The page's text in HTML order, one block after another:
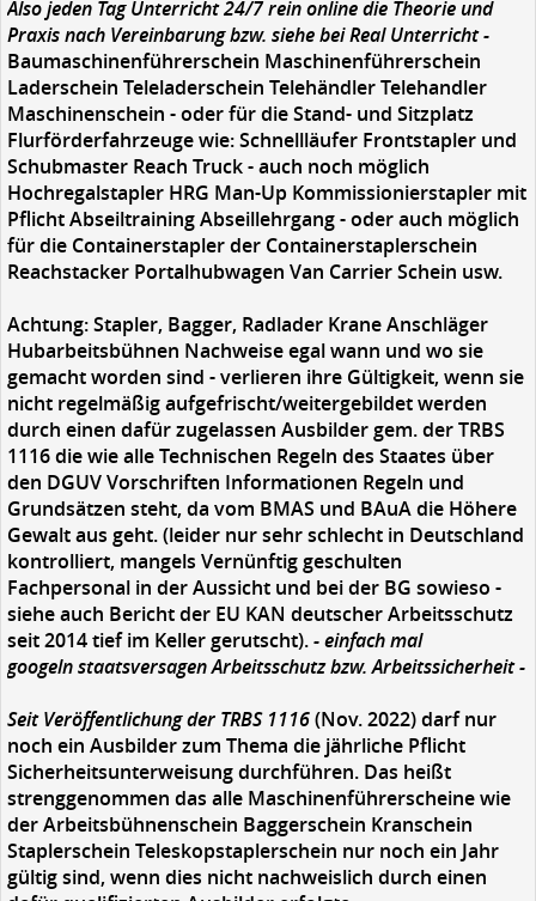
Also jeden Tag Unterricht 24/7 rein online die Theorie und
Praxis nach Vereinbarung bzw. siehe bei Real Unterricht -
Baumaschinenführerschein Maschinenführerschein
Laderschein Teleladerschein Telehändler Telehandler
Maschinenschein - oder für die Stand- und Sitzplatz
Flurförderfahrzeuge wie: Schnellläufer Frontstapler und
Schubmaster Reach Truck - auch noch möglich
Hochregalstapler HRG Man-Up Kommissionierstapler mit
Pflicht Abseiltraining Abseillehrgang - oder auch möglich
für die Containerstapler der Containerstaplerschein
Reachstacker Portalhubwagen Van Carrier Schein usw.
Achtung:Stapler, Bagger, Radlader Krane Anschläger
Hubarbeitsbühnen Nachweise egal wann und wo sie
gemacht worden sind - verlieren ihre Gültigkeit, wenn sie
nicht regelmäßig aufgefrischt/weitergebildet werden
durch einen dafür zugelassen Ausbilder gem. der TRBS
1116 die wie alle Technischen Regeln des Staates über
den DGUV Vorschriften Informationen Regeln und
Grundsätzen steht, da vom BMAS und BAuA die Höhere
Gewalt aus geht. (leider nur sehr schlecht in Deutschland
kontrolliert, mangels Vernünftig geschulten
Fachpersonal in der Aussicht und bei der BG sowieso -
siehe auch Bericht der EU KAN deutscher Arbeitsschutz
seit 2014 tief im Keller gerutscht).- einfach mal
googeln staatsversagen Arbeitsschutz bzw. Arbeitssicherheit -
Seit Veröffentlichung der TRBS 1116(Nov. 2022) darf nur
noch ein Ausbilder zum Thema die jährliche Pflicht
Sicherheitsunterweisung durchführen. Das heißt
strenggenommen das alle Maschinenführerscheine wie
der Arbeitsbühnenschein Baggerschein Kranschein
Staplerschein Teleskopstaplerschein nur noch ein Jahr
gültig sind, wenn dies nicht nachweislich durch einen